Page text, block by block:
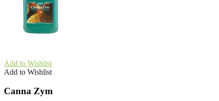
Add to Wishlist
Add to Wishlist
Canna Zym